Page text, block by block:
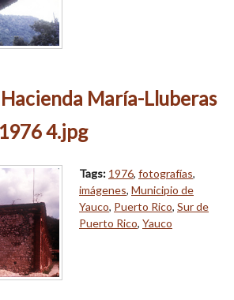
María-Lluberas
4.jpg
Tags: 1976, fotografías,
imágenes, Municipio de
Yauco, Puerto Rico, Sur de
Puerto Rico, Yauco